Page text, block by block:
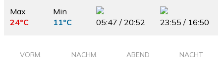
Max
24°C
Min
11°C
05:47 / 20:52 23:55 / 16:50
VORM. NACHM. ABEND NACHT